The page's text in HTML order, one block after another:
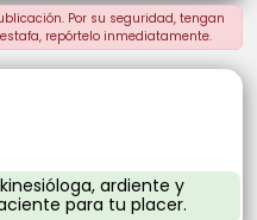
Por su seguridad, tengan
repórtelo inmediatamente.
ardiente y
para tu placer.